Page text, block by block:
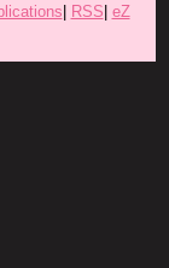
RSS eZ